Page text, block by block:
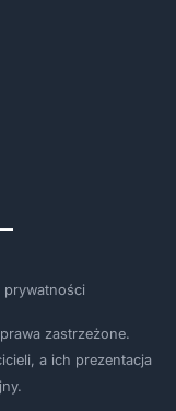
prywatności
zastrzeżone.
a ich prezentacja